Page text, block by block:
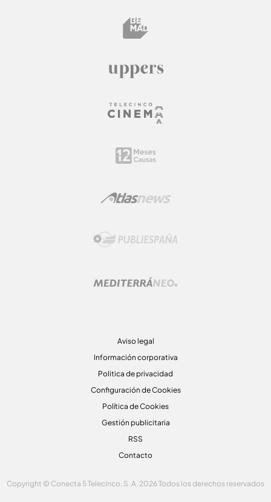
Aviso legal
Información corporativa
Politica de privacidad
Configuración de Cookies
Política de Cookies
Gestión publicitaria
RSS
Contacto
Copyright © Conecta 5 Telecinco, S. A. 2026 Todos los derechos reservados